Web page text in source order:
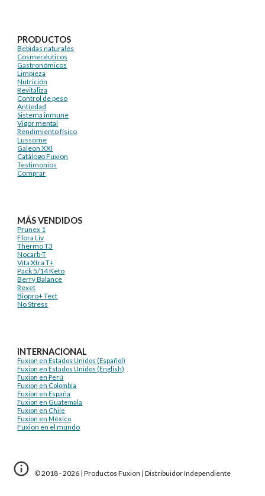
PRODUCTOS
Bebidas naturales
Cosmecéuticos
Gastronómicos
Limpieza
Nutrición
Revitaliza
Control de peso
Antiedad
Sistema inmune
Vigor mental
Rendimiento físico
Lussome
Galeon XXI
Catálogo Fuxion
Testimonios
Comprar
MÁS VENDIDOS
Prunex 1
Flora Liv
Thermo T3
Nocarb-T
Vita Xtra T+
Pack 5/14 Keto
Berry Balance
Rexet
Biopro+ Tect
No Stress
INTERNACIONAL
Fuxion en Estados Unidos (Español)
Fuxion en Estados Unidos (English)
Fuxion en Perú
Fuxion en Colombia
Fuxion en España
Fuxion en Guatemala
Fuxion en Chile
Fuxion en México
Fuxion en el mundo
© 2018 - 2026 | Productos Fuxion | Distribuidor Independiente